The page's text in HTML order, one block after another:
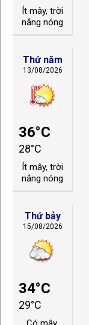
Ít mây, trời
nắng nóng
Thứ năm
13/08/2026
36°C
28°C
Ít mây, trời
nắng nóng
Thứ bảy
15/08/2026
34°C
29°C